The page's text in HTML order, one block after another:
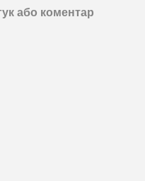
або коментар